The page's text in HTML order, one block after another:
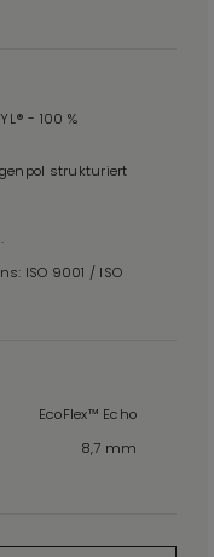
- 100 %
strukturiert
ISO 9001 / ISO
EcoFlex™ Echo
8,7 mm